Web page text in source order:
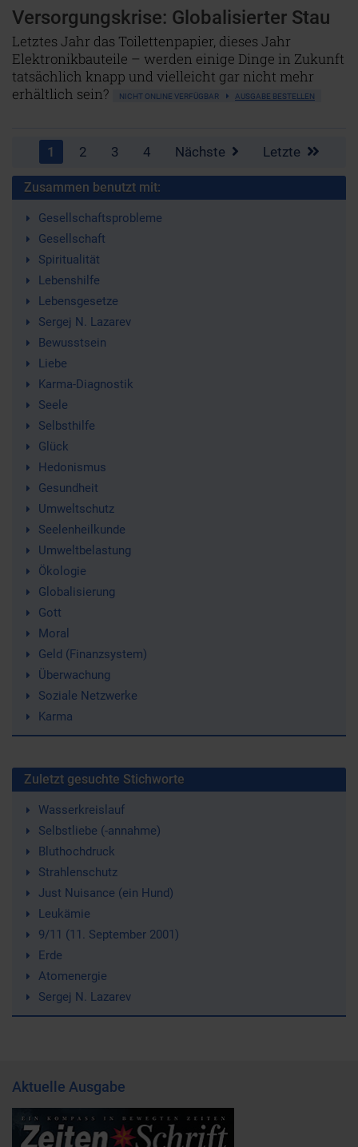
Versorgungskrise: Globalisierter Stau
Letztes Jahr das Toilettenpapier, dieses Jahr
Elektronikbauteile – werden einige Dinge in Zukunft
tatsächlich knapp und vielleicht gar nicht mehr
erhältlich sein?
NICHT ONLINE VERFÜGBAR AUSGABE BESTELLEN
1 2 3 4 Nächste Letzte
Zusammen benutzt mit:
Gesellschaftsprobleme
Gesellschaft
Spiritualität
Lebenshilfe
Lebensgesetze
Sergej N. Lazarev
Bewusstsein
Liebe
Karma-Diagnostik
Seele
Selbsthilfe
Glück
Hedonismus
Gesundheit
Umweltschutz
Seelenheilkunde
Umweltbelastung
Ökologie
Globalisierung
Gott
Moral
Geld (Finanzsystem)
Überwachung
Soziale Netzwerke
Karma
Zuletzt gesuchte Stichworte
Wasserkreislauf
Selbstliebe (-annahme)
Bluthochdruck
Strahlenschutz
Just Nuisance (ein Hund)
Leukämie
9/11 (11. September 2001)
Erde
Atomenergie
Sergej N. Lazarev
Aktuelle Ausgabe